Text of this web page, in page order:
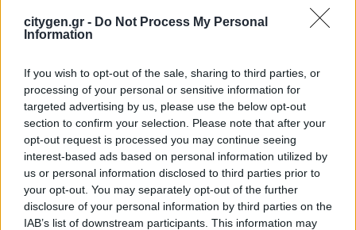
citygen.gr - Do Not Process My Personal
Information
If you wish to opt-out of the sale, sharing to third parties, or
processing of your personal or sensitive information for
targeted advertising by us, please use the below opt-out
section to confirm your selection. Please note that after your
opt-out request is processed you may continue seeing
interest-based ads based on personal information utilized by
us or personal information disclosed to third parties prior to
your opt-out. You may separately opt-out of the further
disclosure of your personal information by third parties on the
IAB’s list of downstream participants. This information may
Όμιλος Σαρακάκη: Παραχώρησε το νέο Maxus T60 Max
6 Αυγούστου 2026
Ν. Χαρδαλιάς: «Με το Παρατηρητήριο Έργων η
Περιφέρεια αποκτά ένα πρωτοποριακό ψηφιακό
εργαλείο λογοδοσίας»
6 Αυγούστου 2026
Δήμος Αθηναίων: 43 σχολικές αυλές γίνονται πιο
πράσινες και πιο δροσερές